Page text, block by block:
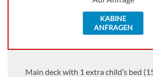
KABINE
ANFRAGEN
Main deck with 1 extra child’s bed